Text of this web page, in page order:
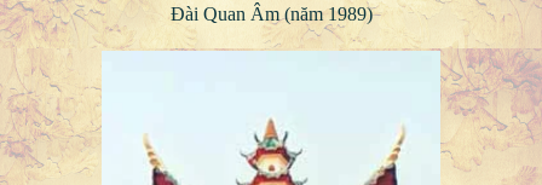
Đài Quan Âm (năm 1989)